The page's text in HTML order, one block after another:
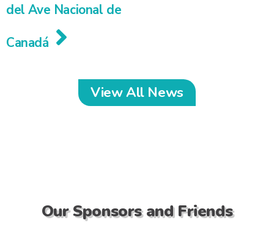
del Ave Nacional de
Canadá
View All News
Our Sponsors and Friends